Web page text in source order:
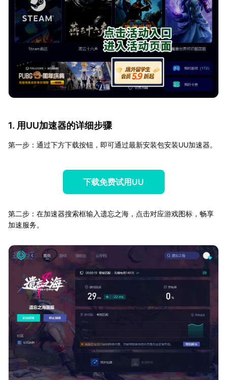
1. 用UU加速器的详细步骤
第一步：通过下方下载按钮，即可通过最新安装包安装UU加速器。
下载免费试用UU
第二步：在加速器搜索框输入遗忘之海，点击对应游戏图标，畅享
加速服务。